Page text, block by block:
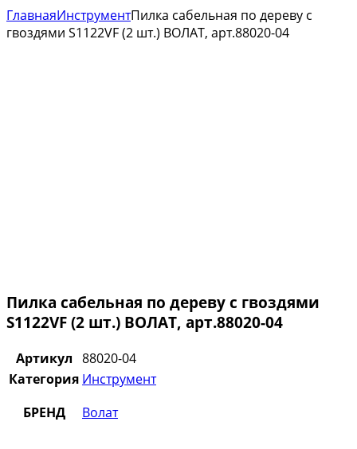
ГлавнаяИнструментПилка сабельная по дереву с
гвоздями S1122VF (2 шт.) ВОЛАТ, арт.88020-04
Пилка сабельная по дереву с гвоздями
S1122VF (2 шт.) ВОЛАТ, арт.88020-04
Артикул 88020-04
Категория Инструмент
БРЕНД
Волат